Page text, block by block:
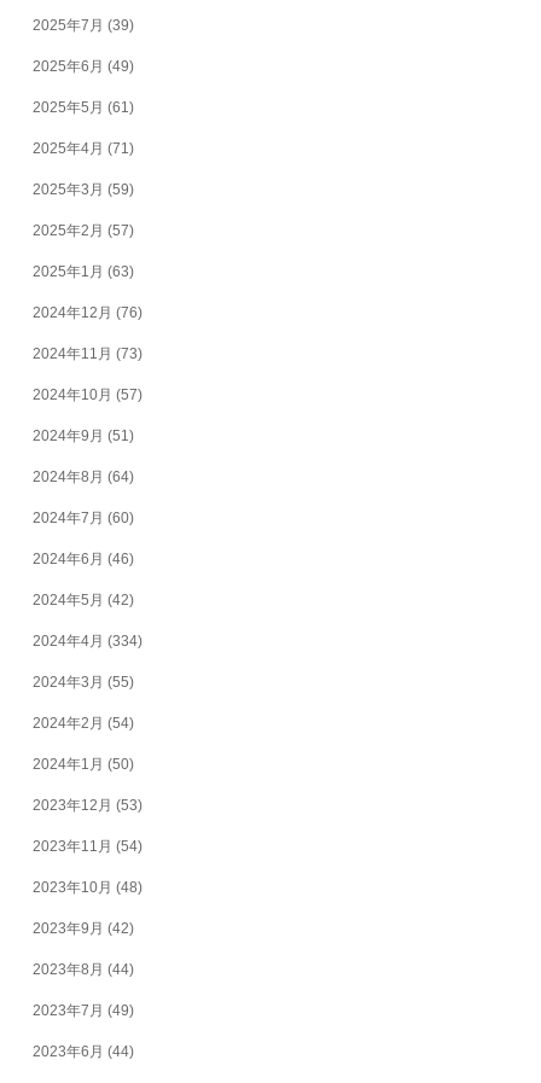
2025年7月 (39)
2025年6月 (49)
2025年5月 (61)
2025年4月 (71)
2025年3月 (59)
2025年2月 (57)
2025年1月 (63)
2024年12月 (76)
2024年11月 (73)
2024年10月 (57)
2024年9月 (51)
2024年8月 (64)
2024年7月 (60)
2024年6月 (46)
2024年5月 (42)
2024年4月 (334)
2024年3月 (55)
2024年2月 (54)
2024年1月 (50)
2023年12月 (53)
2023年11月 (54)
2023年10月 (48)
2023年9月 (42)
2023年8月 (44)
2023年7月 (49)
2023年6月 (44)